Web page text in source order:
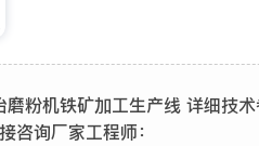
粉机铁矿加工生产线 详细技
咨询厂家工程师：